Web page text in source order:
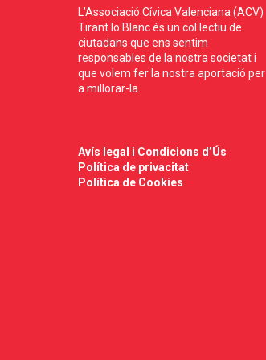
L’Associació Cívica Valenciana (ACV)
Tirant lo Blanc és un col·lectiu de
ciutadans que ens sentim
responsables de la nostra societat i
que volem fer la nostra aportació per
a millorar-la.
Avís legal i Condicions d’Ús
Política de privacitat
Política de Cookies